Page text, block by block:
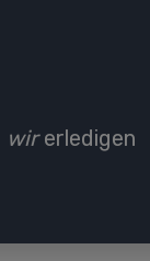
wirerledigen